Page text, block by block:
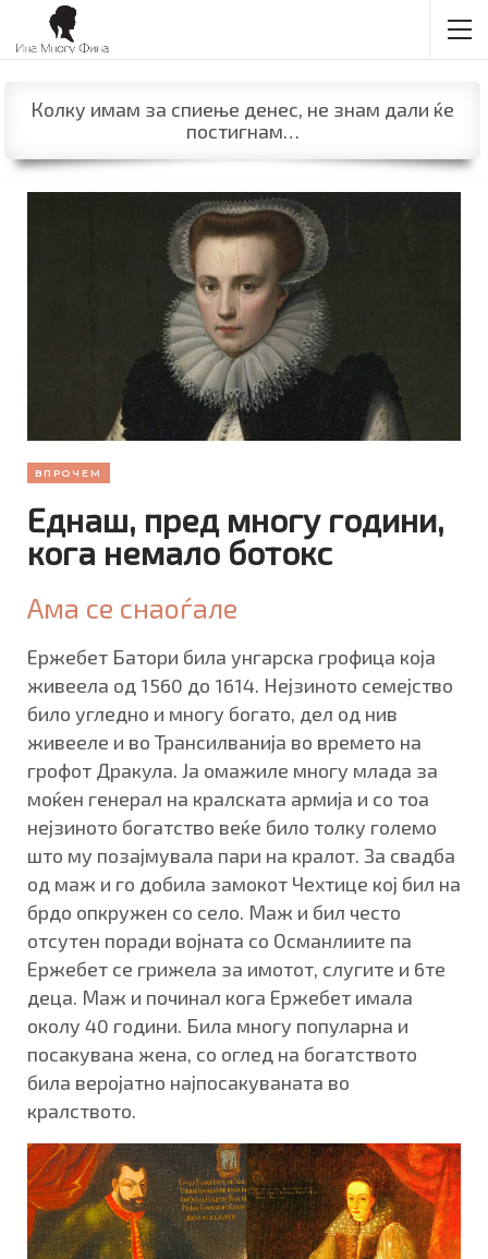
Колку имам за спиење денес, не знам дали ќе
постигнам…
ВПРОЧЕМ
Еднаш, пред многу години,
кога немало ботокс
Ама се снаоѓале
Ержебет Батори била унгарска грофица која
живеела од 1560 до 1614. Нејзиното семејство
било угледно и многу богато, дел од нив
живееле и во Трансилванија во времето на
грофот Дракула. Ја омажиле многу млада за
моќен генерал на кралската армија и со тоа
нејзиното богатство веќе било толку големо
што му позајмувала пари на кралот. За свадба
од маж и го добила замокот Чехтице кој бил на
брдо опкружен со село. Маж и бил често
отсутен поради војната со Османлиите па
Ержебет се грижела за имотот, слугите и 6те
деца. Маж и починал кога Ержебет имала
околу 40 години. Била многу популарна и
посакувана жена, со оглед на богатството
била веројатно најпосакуваната во
кралството.